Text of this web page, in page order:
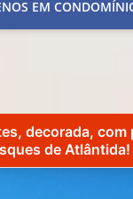
EM
decorada, com
de Atlântida!